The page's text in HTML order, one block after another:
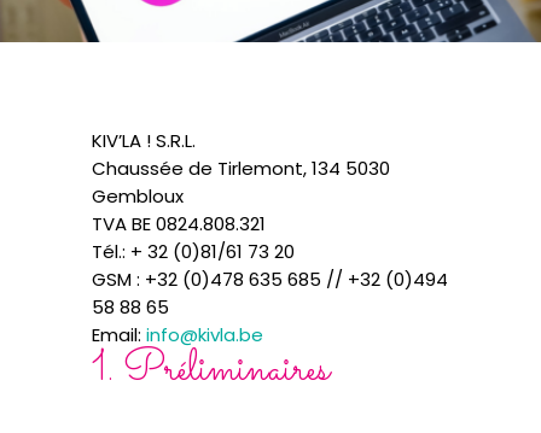
KIV’LA ! S.R.L.
Chaussée de Tirlemont, 134 5030
Gembloux
TVA BE 0824.808.321
Tél.: + 32 (0)81/61 73 20
GSM : +32 (0)478 635 685 // +32 (0)494
58 88 65
Email: info@kivla.be
1. Préliminaires